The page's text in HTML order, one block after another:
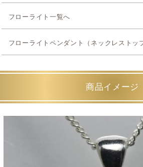
フローライト一覧へ
フローライトペンダント（ネックレストッ
商品イメージ